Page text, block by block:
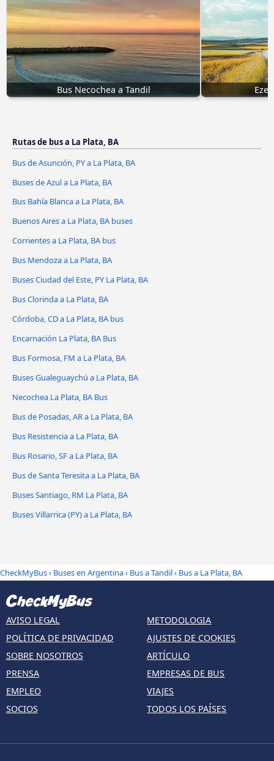
Bus Necochea a Tandil
Rutas de bus a La Plata, BA
Bus de Asunción, PY a La Plata, BA
Buses de Azul a La Plata, BA
Bus Bahía Blanca a La Plata, BA
Buenos Aires a La Plata, BA buses
Corrientes a La Plata, BA bus
Bus Mendoza a La Plata, BA
Buses Ciudad del Este, PY La Plata, BA
Bus Clorinda a La Plata, BA
Córdoba, CD a La Plata, BA bus
Encarnación La Plata, BA Bus
Bus Formosa, FM a La Plata, BA
Buses Gualeguaychú a La Plata, BA
Necochea La Plata, BA Bus
Bus de Posadas, AR a La Plata, BA
Bus Resistencia a La Plata, BA
Bus Rosario, SF a La Plata, BA
Bus de Santa Teresita a La Plata, BA
Buses Santiago, RM La Plata, BA
Buses Villarrica (PY) a La Plata, BA
CheckMyBus› Buses en Argentina› Bus a Tandil› Bus a La Plata, BA
AVISO LEGAL
POLÍTICA DE PRIVACIDAD
SOBRE NOSOTROS
PRENSA
EMPLEO
SOCIOS
METODOLOGIA
AJUSTES DE COOKIES
ARTÍCULO
EMPRESAS DE BUS
VIAJES
TODOS LOS PAÍSES